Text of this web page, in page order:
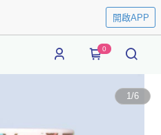
開啟APP
0
1/6